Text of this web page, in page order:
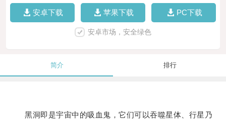
安卓下载 苹果下载 PC下载
安卓市场，安全绿色
简介 排行
黑洞即是宇宙中的吸血鬼，它们可以吞噬星体、行星乃